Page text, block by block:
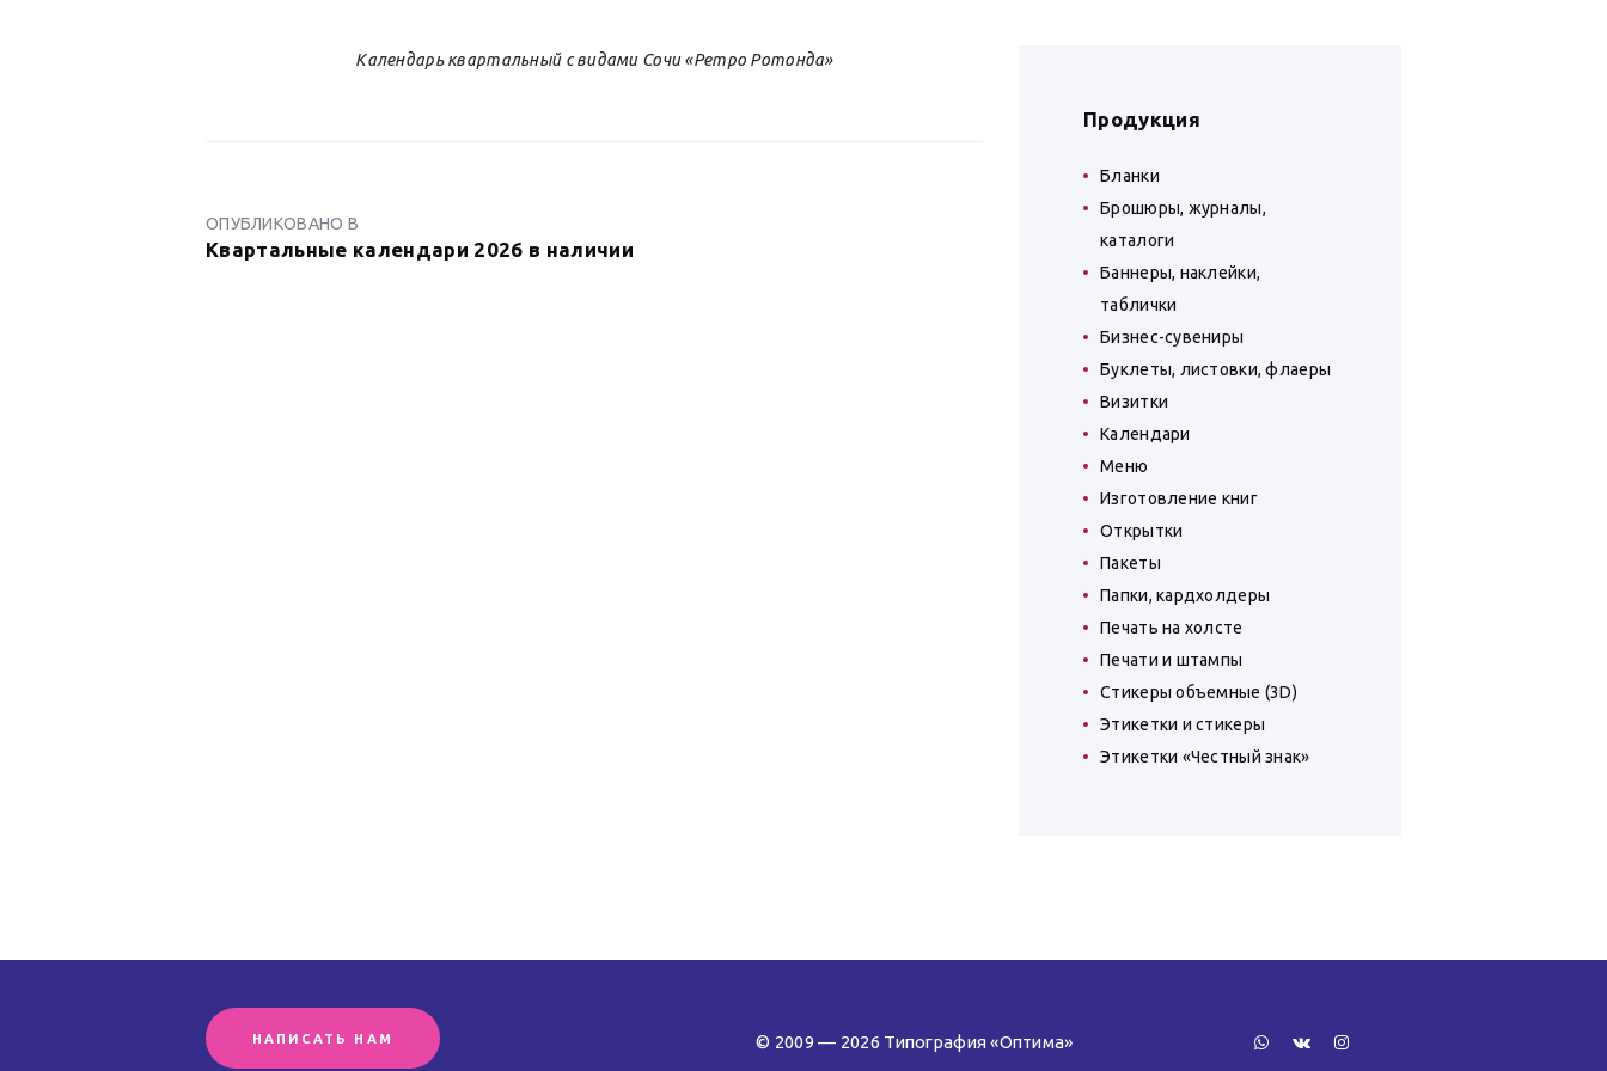
Календарь квартальный с видами Сочи «Ретро Ротонда»
ПО
ОПУБЛИКОВАНО В
ЗАПИСЬ:
Квартальные календари 2026 в наличии
Продукция
Бланки
Брошюры, журналы,
каталоги
Баннеры, наклейки,
таблички
Бизнес-сувениры
Буклеты, листовки, флаеры
Визитки
Календари
Меню
Изготовление книг
Открытки
Пакеты
Папки, кардхолдеры
Печать на холсте
Печати и штампы
Стикеры объемные (3D)
Этикетки и стикеры
Этикетки «Честный знак»
НАПИСАТЬ НАМ © 2009 — 2026 Типография «Оптима»